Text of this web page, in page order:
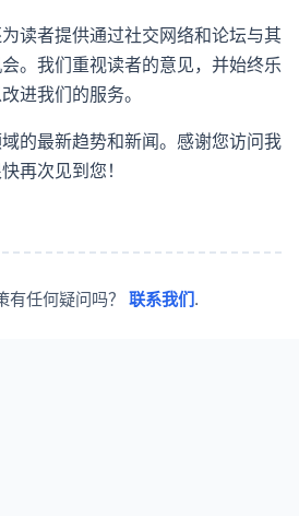
读者提供通过社交网络和论坛与其
。我们重视读者的意见，并始终乐
进我们的服务。
的最新趋势和新闻。感谢您访问我
再次见到您！
有任何疑问吗？ 联系我们.